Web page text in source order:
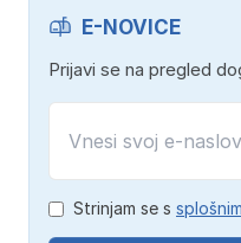
E-NOVICE
Prijavi se na pregled
Strinjam se s